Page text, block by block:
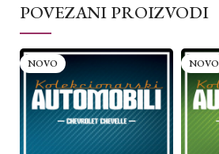
POVEZANI PROIZVODI
NOVO NOVO